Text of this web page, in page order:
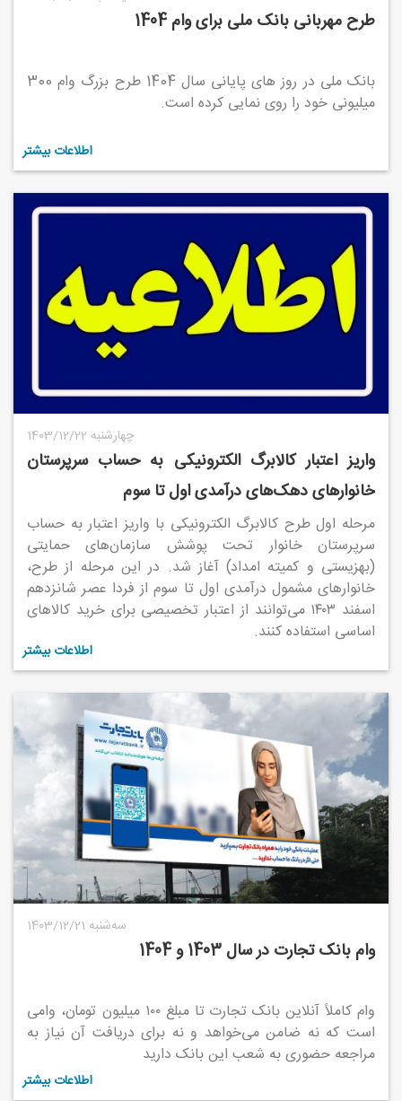
طرح مهربانی بانک ملی برای وام 1404
بانک ملی در روز های پایانی سال 1404 طرح بزرگ وام 300
میلیونی خود را روی نمایی کرده است.
اطلاعات بیشتر
1403/12/22 چهارشنبه
واریز اعتبار کالابرگ الکترونیکی به حساب سرپرستان
خانوار‌های دهک‌های درآمدی اول تا سوم
مرحله اول طرح کالابرگ الکترونیکی با واریز اعتبار به حساب
سرپرستان خانوار تحت پوشش سازمان‌های حمایتی
(بهزیستی و کمیته امداد) آغاز شد. در این مرحله از طرح،
خانوار‌های مشمول درآمدی اول تا سوم از فردا عصر شانزدهم
اسفند ۱۴۰۳ می‌توانند از اعتبار تخصیصی برای خرید کالا‌های
اساسی استفاده کنند.
اطلاعات بیشتر
1403/12/21 سه‌شنبه
وام بانک تجارت در سال 1403 و 1404
وام کاملاً آنلاین بانک تجارت تا مبلغ ۱۰۰ میلیون تومان، وامی
است که نه ضامن می‌خواهد و نه برای دریافت آن نیاز به
مراجعه حضوری به شعب این بانک دارید
اطلاعات بیشتر